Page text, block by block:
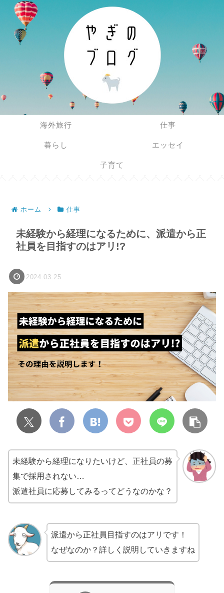
海外旅行 仕事
暮らし エッセイ
子育て
ホーム 仕事
未経験から経理になるために、派遣から正
社員を目指すのはアリ!?
2024.03.25
未経験から経理になりたいけど、正社員の募
集で採用されない…
派遣社員に応募してみるってどうなのかな？
派遣から正社員目指すのはアリです！
なぜなのか？詳しく説明していきますね